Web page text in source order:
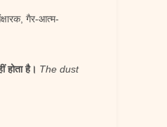
गैर-आत्म-
होता है। The dust